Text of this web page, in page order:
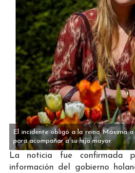
El incidente obligó a la reina Máxima a
para acompañar a su hija mayor.
La noticia fue confirmada
información del gobierno